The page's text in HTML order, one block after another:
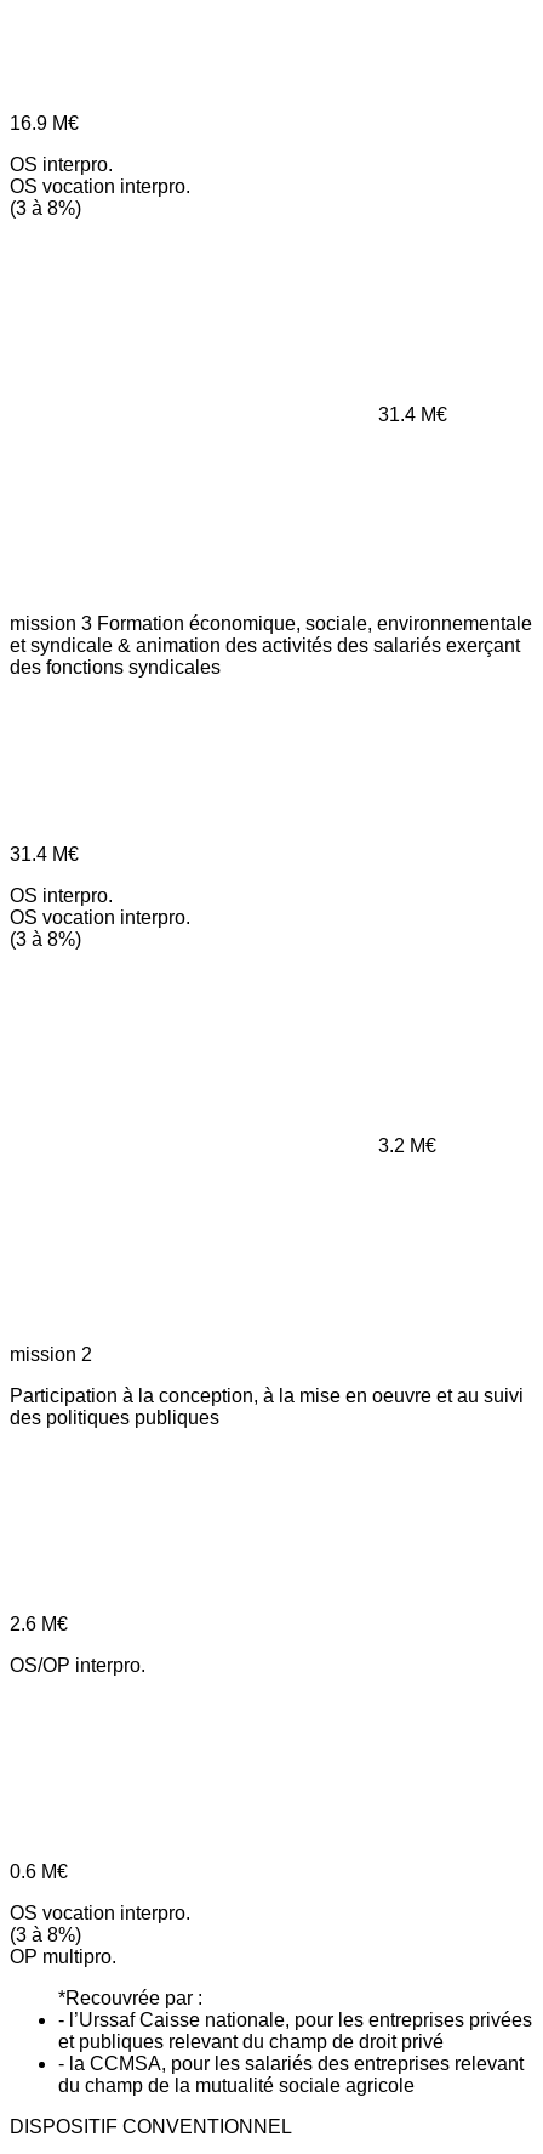
16.9 M€
OS interpro.
OS vocation interpro.
(3 à 8%)
31.4 M€
mission 3 Formation économique, sociale, environnementale
et syndicale & animation des activités des salariés exerçant
des fonctions syndicales
31.4 M€
OS interpro.
OS vocation interpro.
(3 à 8%)
3.2 M€
mission 2
Participation à la conception, à la mise en oeuvre et au suivi
des politiques publiques
2.6 M€
OS/OP interpro.
0.6 M€
OS vocation interpro.
(3 à 8%)
OP multipro.
*Recouvrée par :
- l’Urssaf Caisse nationale, pour les entreprises privées
et publiques relevant du champ de droit privé
- la CCMSA, pour les salariés des entreprises relevant
du champ de la mutualité sociale agricole
DISPOSITIF CONVENTIONNEL